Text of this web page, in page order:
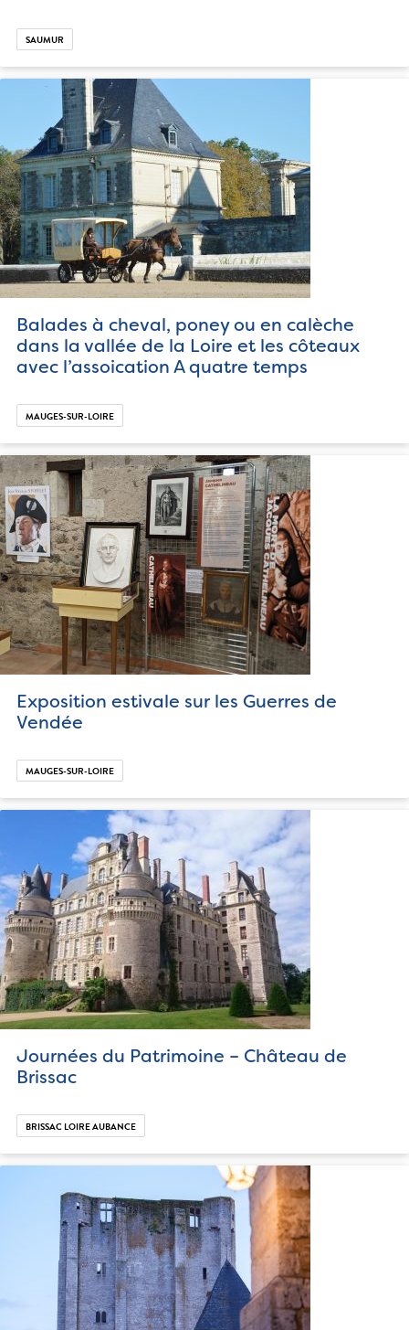
SAUMUR
Balades à cheval, poney ou en calèche
dans la vallée de la Loire et les côteaux
avec l’assoication A quatre temps
MAUGES-SUR-LOIRE
Exposition estivale sur les Guerres de
Vendée
MAUGES-SUR-LOIRE
Journées du Patrimoine – Château de
Brissac
BRISSAC LOIRE AUBANCE